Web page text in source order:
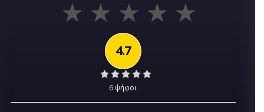
4.7
6 ψήφοι